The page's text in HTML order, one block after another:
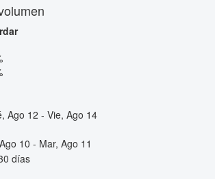
Ago 12 - Vie, Ago 14
10 - Mar, Ago 11
días